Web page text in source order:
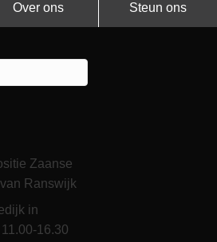
Over ons Steun ons
Zaanse
Ranswijk
in
16.30